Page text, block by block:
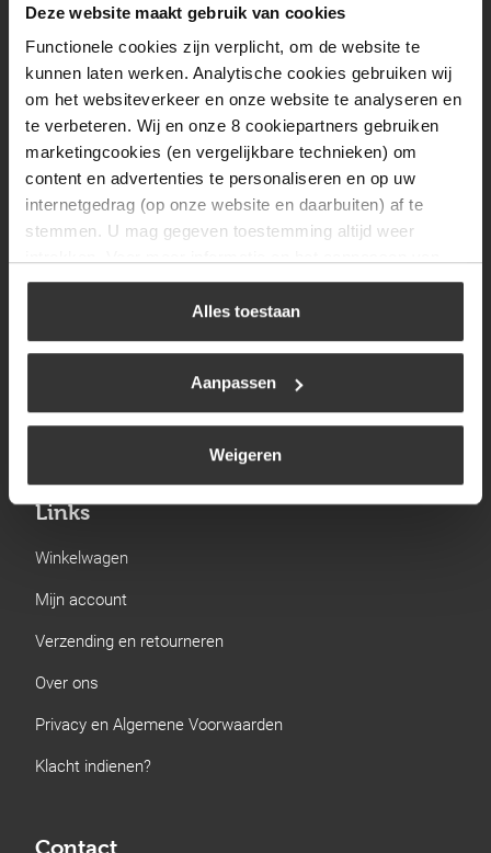
Deze website maakt gebruik van cookies
Functionele cookies zijn verplicht, om de website te
kunnen laten werken. Analytische cookies gebruiken wij
om het websiteverkeer en onze website te analyseren en
te verbeteren. Wij en onze 8 cookiepartners gebruiken
marketingcookies (en vergelijkbare technieken) om
content en advertenties te personaliseren en op uw
internetgedrag (op onze website en daarbuiten) af te
stemmen. U mag gegeven toestemming altijd weer
uw keuze op onze website verwijzen wij u naar ons
Alles toestaan
Aanpassen
Weigeren
08:00 tot 17:00
Vrijdag
08:00 tot 17:00
Zaterdag
09:30 tot 12:00
Zondag
Gesloten
Navigatie
BBQ
Kamperen
Gastechniek
Links
Winkelwagen
Mijn account
Verzending en retourneren
Over ons
Privacy en Algemene Voorwaarden
Klacht indienen?
Contact